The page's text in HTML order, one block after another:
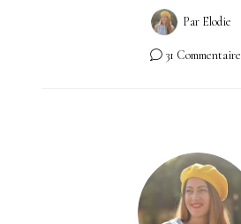
Par Elodie
31